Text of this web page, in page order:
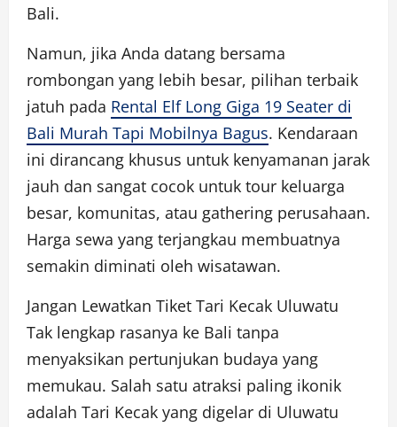
Bali.
Namun, jika Anda datang bersama
rombongan yang lebih besar, pilihan terbaik
jatuh pada Rental Elf Long Giga 19 Seater di
Bali Murah Tapi Mobilnya Bagus. Kendaraan
ini dirancang khusus untuk kenyamanan jarak
jauh dan sangat cocok untuk tour keluarga
besar, komunitas, atau gathering perusahaan.
Harga sewa yang terjangkau membuatnya
semakin diminati oleh wisatawan.
Jangan Lewatkan Tiket Tari Kecak Uluwatu
Tak lengkap rasanya ke Bali tanpa
menyaksikan pertunjukan budaya yang
memukau. Salah satu atraksi paling ikonik
adalah Tari Kecak yang digelar di Uluwatu